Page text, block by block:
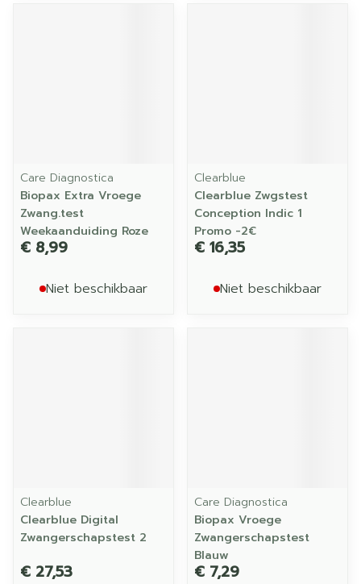
Care Diagnostica
Biopax Extra Vroege
Zwang.test
Weekaanduiding Roze
€ 8,99
Niet beschikbaar
Clearblue
Clearblue Zwgstest
Conception Indic 1
Promo -2€
€ 16,35
Niet beschikbaar
Clearblue
Clearblue Digital
Zwangerschapstest 2
€ 27,53
Care Diagnostica
Biopax Vroege
Zwangerschapstest
Blauw
€ 7,29